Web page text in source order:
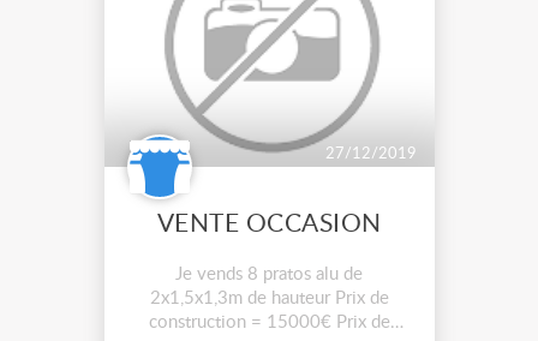
27/12/2019
VENTE OCCASION
Je vends 8 pratos alu de
2x1,5x1,3m de hauteur Prix de
construction = 15000€ Prix de